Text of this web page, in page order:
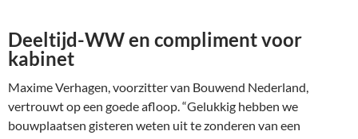
Deeltijd-WW en compliment voor
kabinet
Maxime Verhagen, voorzitter van Bouwend Nederland,
vertrouwt op een goede afloop. “Gelukkig hebben we
bouwplaatsen gisteren weten uit te zonderen van een